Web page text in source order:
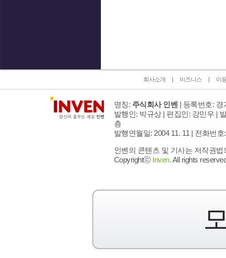
회사소개 비즈니스 이
명칭: 주식회사 인벤 | 등록번호: 경
발행인: 박규상 | 편집인: 강민우 |
층
발행연월일: 2004 11. 11 | 전화번호
인벤의 콘텐츠 및 기사는 저작권
Copyrightⓒ Inven.All rights